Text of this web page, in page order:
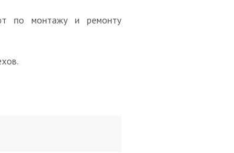
по монтажу и ремонту